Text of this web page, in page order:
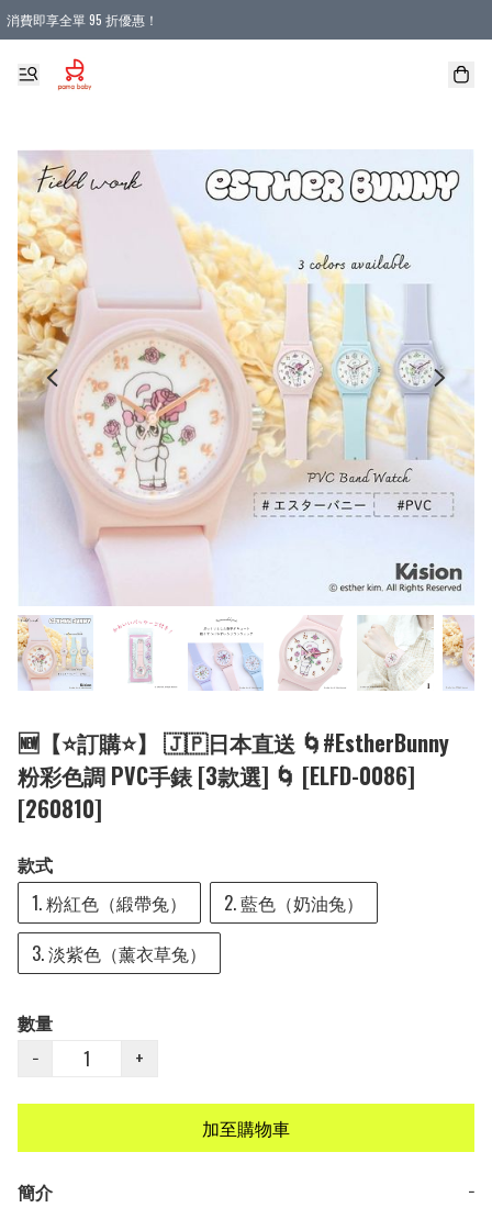
消費即享全單 95 折優惠！
購物滿 HKD 900.00即享免運費優惠！（適用於 本地送貨、本地取貨 )
🆕【⭐訂購⭐】 🇯🇵日本直送 🌀#EstherBunny
粉彩色調 PVC手錶 [3款選] 🌀 [ELFD-0086]
[260810]
款式
1. 粉紅色（緞帶兔）
2. 藍色（奶油兔）
3. 淡紫色（薰衣草兔）
數量
−
+
加至購物車
簡介
−